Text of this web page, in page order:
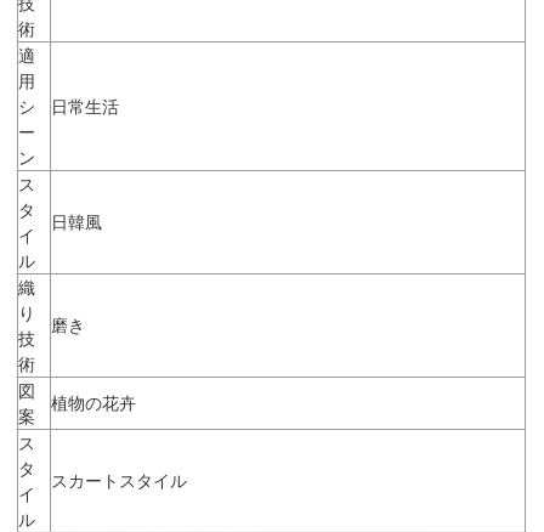
術
適
用
シ
ー
ン
日常生活
ス
タ
イ
ル
日韓風
織
り
技
術
磨き
図
案
植物の花卉
ス
タ
イ
ル
スカートスタイル